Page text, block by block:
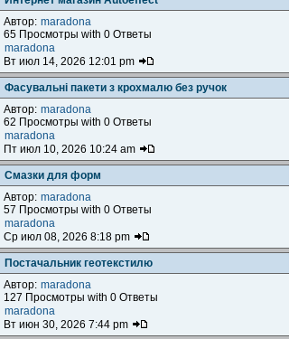
Автор: maradona
65 Просмотры with 0 Ответы
maradona
Вт июл 14, 2026 12:01 pm
Фасувальні пакети з крохмалю без ручок
Автор: maradona
62 Просмотры with 0 Ответы
maradona
Пт июл 10, 2026 10:24 am
Смазки для форм
Автор: maradona
57 Просмотры with 0 Ответы
maradona
Ср июл 08, 2026 8:18 pm
Постачальник геотекстилю
Автор: maradona
127 Просмотры with 0 Ответы
maradona
Вт июн 30, 2026 7:44 pm